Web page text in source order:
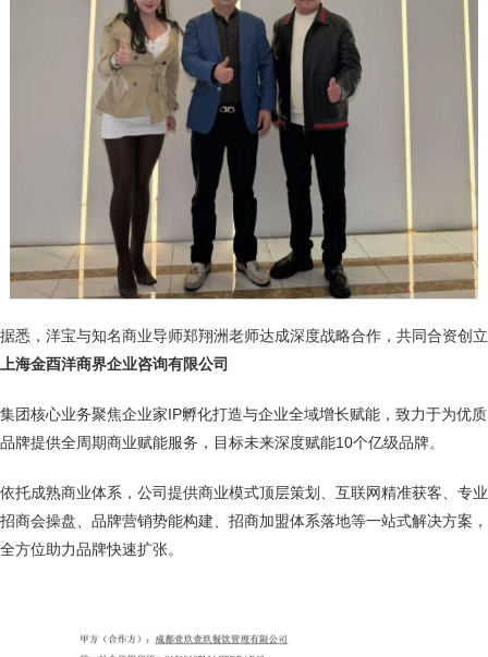
据悉，洋宝与知名商业导师郑翔洲老师达成深度战略合作，共同合资创立
上海金酉洋商界企业咨询有限公司
集团核心业务聚焦企业家IP孵化打造与企业全域增长赋能，致力于为优质
品牌提供全周期商业赋能服务，目标未来深度赋能10个亿级品牌。
依托成熟商业体系，公司提供商业模式顶层策划、互联网精准获客、专业
招商会操盘、品牌营销势能构建、招商加盟体系落地等一站式解决方案，
全方位助力品牌快速扩张。